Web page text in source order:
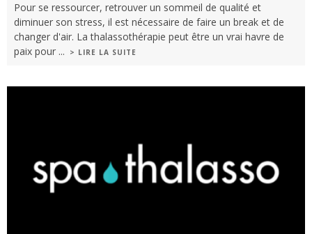
Pour se ressourcer, retrouver un sommeil de qualité et
diminuer son stress, il est nécessaire de faire un break et de
changer d'air. La thalassothérapie peut être un vrai havre de
paix pour ... > LIRE LA SUITE